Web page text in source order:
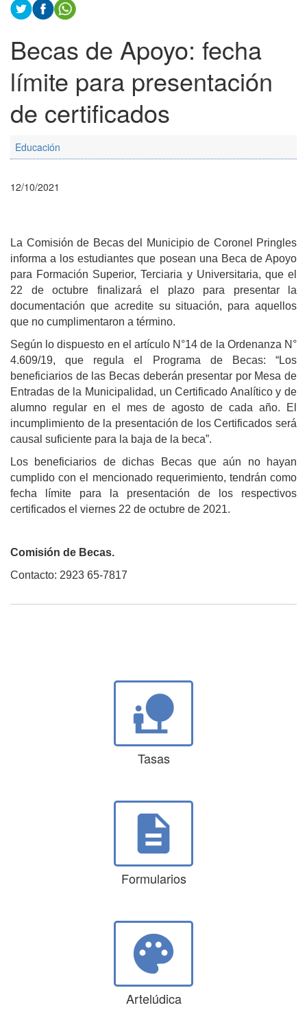
Becas de Apoyo: fecha
límite para presentación
de certificados
Educación
12/10/2021
La Comisión de Becas del Municipio de Coronel Pringles
informa a los estudiantes que posean una Beca de Apoyo
para Formación Superior, Terciaria y Universitaria, que el
22 de octubre finalizará el plazo para presentar la
documentación que acredite su situación, para aquellos
que no cumplimentaron a término.
Según lo dispuesto en el artículo N°14 de la Ordenanza N°
4.609/19, que regula el Programa de Becas: “Los
beneficiarios de las Becas deberán presentar por Mesa de
Entradas de la Municipalidad, un Certificado Analítico y de
alumno regular en el mes de agosto de cada año. El
incumplimiento de la presentación de los Certificados será
causal suficiente para la baja de la beca”.
Los beneficiarios de dichas Becas que aún no hayan
cumplido con el mencionado requerimiento, tendrán como
fecha límite para la presentación de los respectivos
certificados el viernes 22 de octubre de 2021.
Comisión de Becas.
Contacto: 2923 65-7817
nature_people
Tasas
description
Formularios
palette
Artelúdica